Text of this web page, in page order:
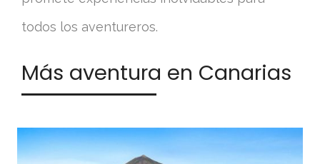
todos los aventureros.
Más aventura en Canarias